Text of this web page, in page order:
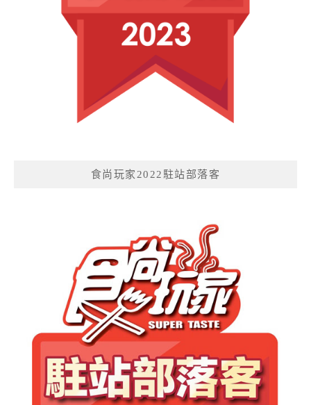
食尚玩家2022駐站部落客